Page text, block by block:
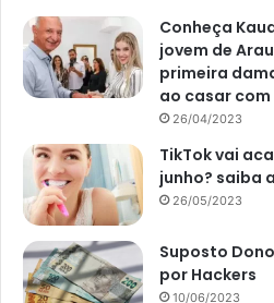
Conheça
jovem de
primeira
ao casar com
26/04/2023
TikTok vai
junho? saiba
26/05/2023
Suposto
por Hackers
10/06/2023